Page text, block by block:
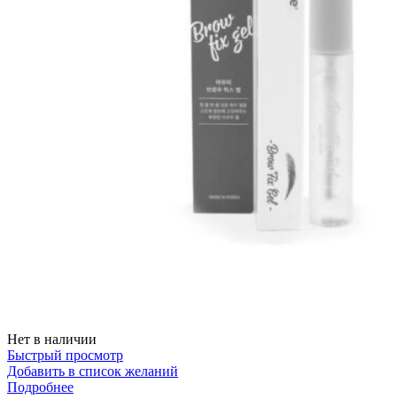
Нет в наличии
Быстрый просмотр
Добавить в список желаний
Подробнее